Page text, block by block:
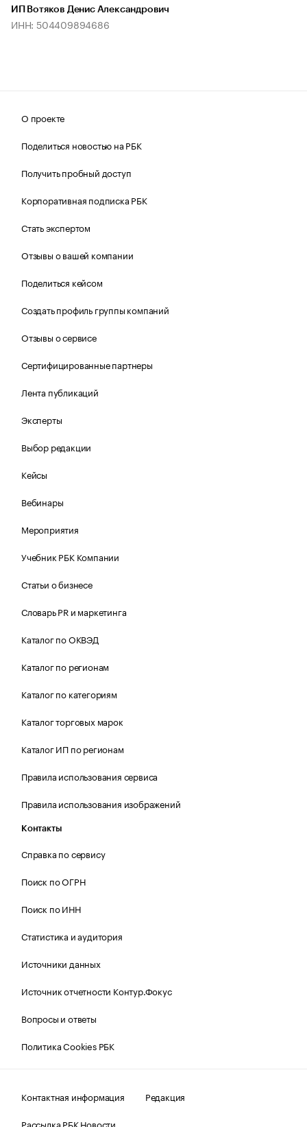
ИП Вотяков Денис Александрович
ИНН: 504409894686
О проекте
Поделиться новостью на РБК
Получить пробный доступ
Корпоративная подписка РБК
Стать экспертом
Отзывы о вашей компании
Поделиться кейсом
Создать профиль группы компаний
Отзывы о сервисе
Сертифицированные партнеры
Лента публикаций
Эксперты
Выбор редакции
Кейсы
Вебинары
Мероприятия
Учебник РБК Компании
Статьи о бизнесе
Словарь PR и маркетинга
Каталог по ОКВЭД
Каталог по регионам
Каталог по категориям
Каталог торговых марок
Каталог ИП по регионам
Правила использования сервиса
Правила использования изображений
Контакты
Справка по сервису
Поиск по ОГРН
Поиск по ИНН
Статистика и аудитория
Источники данных
Источник отчетности Контур.Фокус
Вопросы и ответы
Политика Cookies РБК
Контактная информация
Редакция
Рассылка РБК Новости